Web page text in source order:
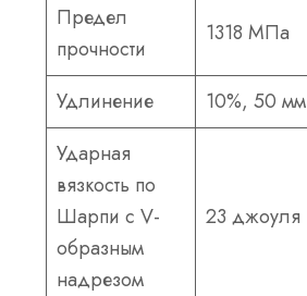
Предел
прочности
1318 МПа
Удлинение 10%, 50 мм
Ударная
вязкость по
Шарпи с V-
образным
надрезом
23 джоуля